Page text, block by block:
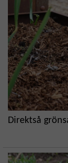
Direktså